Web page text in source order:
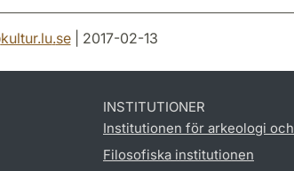
kultur.lu.se| 2017-02-13
INSTITUTIONER
Institutionen för arkeologi
Filosofiska institutionen